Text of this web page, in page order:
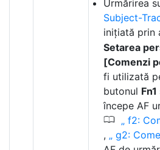
Urmărirea
Subject-
inițiată prin
Setarea
[Comenzi
fi utilizată
butonul Fn1
începe AF
0
f2:
,
g2: